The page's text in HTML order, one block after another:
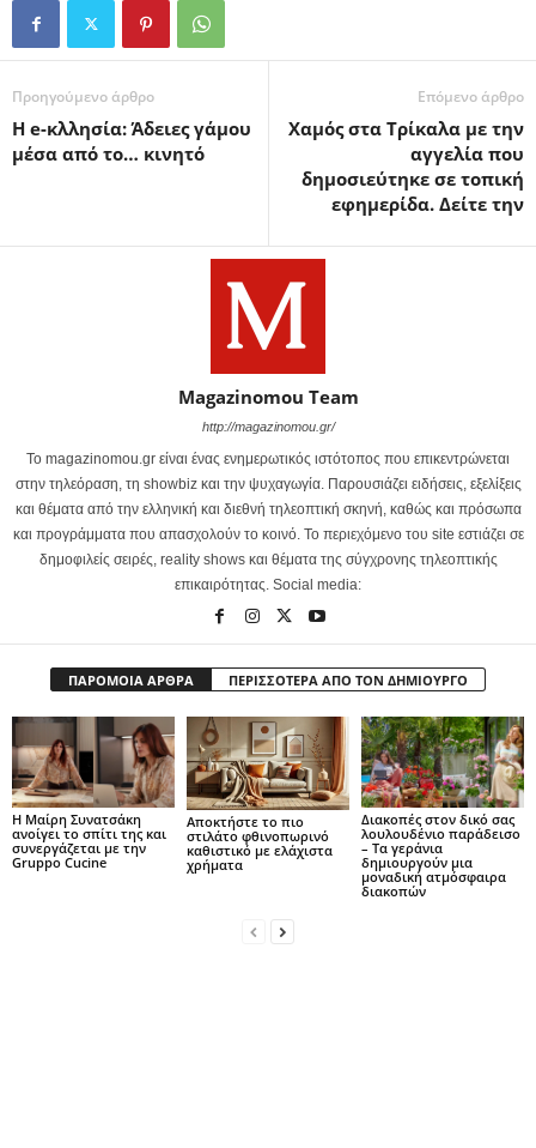
Προηγούμενο άρθρο
Η e-κλλησία: Άδειες γάμου
μέσα από το… κινητό
Επόμενο άρθρο
Χαμός στα Τρίκαλα με την
αγγελία που
δημοσιεύτηκε σε τοπική
εφημερίδα. Δείτε την
Magazinomou Team
http://magazinomou.gr/
Το magazinomou.gr είναι ένας ενημερωτικός ιστότοπος που επικεντρώνεται
στην τηλεόραση, τη showbiz και την ψυχαγωγία. Παρουσιάζει ειδήσεις, εξελίξεις
και θέματα από την ελληνική και διεθνή τηλεοπτική σκηνή, καθώς και πρόσωπα
και προγράμματα που απασχολούν το κοινό. Το περιεχόμενο του site εστιάζει σε
δημοφιλείς σειρές, reality shows και θέματα της σύγχρονης τηλεοπτικής
επικαιρότητας. Social media:
ΠΑΡΟΜΟΙΑ ΑΡΘΡΑ ΠΕΡΙΣΣΟΤΕΡΑ ΑΠΟ ΤΟΝ ΔΗΜΙΟΥΡΓΟ
Η Μαίρη Συνατσάκη
ανοίγει το σπίτι της και
συνεργάζεται με την
Gruppo Cucine
Αποκτήστε το πιο
στιλάτο φθινοπωρινό
καθιστικό με ελάχιστα
χρήματα
Διακοπές στον δικό σας
λουλουδένιο παράδεισο
– Τα γεράνια
δημιουργούν μια
μοναδική ατμόσφαιρα
διακοπών